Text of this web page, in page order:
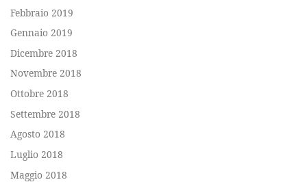
Febbraio 2019
Gennaio 2019
Dicembre 2018
Novembre 2018
Ottobre 2018
Settembre 2018
Agosto 2018
Luglio 2018
Maggio 2018